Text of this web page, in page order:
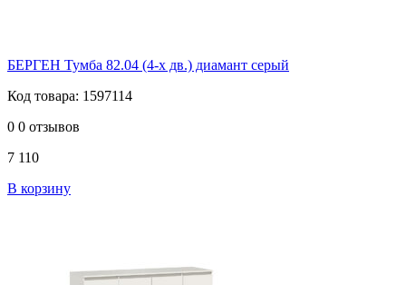
БЕРГЕН Тумба 82.04 (4-х дв.) диамант серый
Код товара: 1597114
0 0 отзывов
7 110
В корзину